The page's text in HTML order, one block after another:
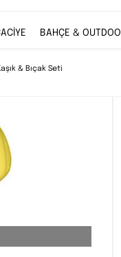
BAHÇE &
& Bıçak Seti